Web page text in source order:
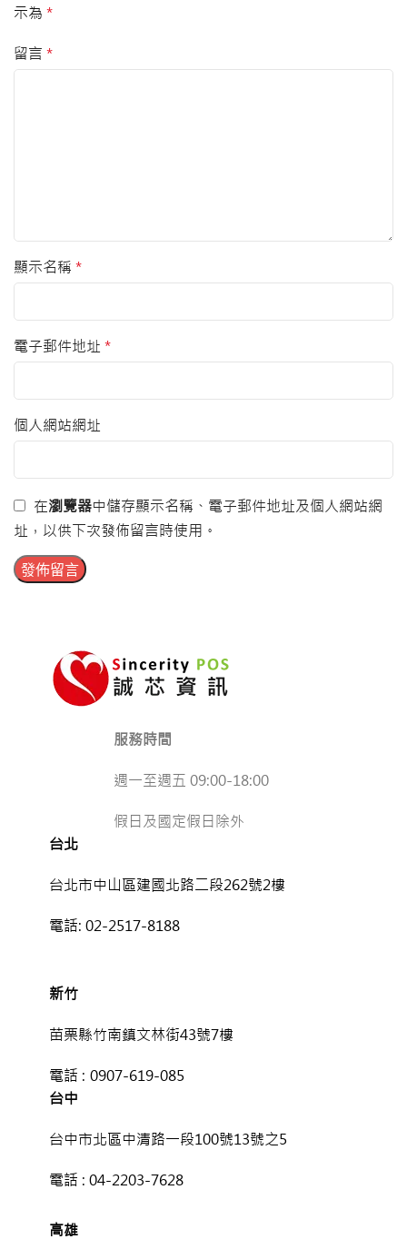
示為 *
留言 *
顯示名稱 *
電子郵件地址 *
個人網站網址
在瀏覽器中儲存顯示名稱、電子郵件地址及個人網站網
址，以供下次發佈留言時使用。
服務時間
週一至週五 09:00-18:00
假日及國定假日除外
台北
台北市中山區建國北路二段262號2樓
電話:02-2517-8188
新竹
苗栗縣竹南鎮文林街43號7樓
電話 :0907-619-085
台中
台中市北區中清路一段100號13號之5
電話 :04-2203-7628
高雄